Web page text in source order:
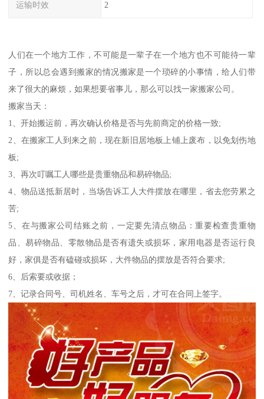
运输时效 2
人们在一个地方工作，不可能是一辈子在一个地方也不可能待一辈
子，所以总会遇到搬家的情况搬家是一个琐碎的小事情，给人们带
来了很大的麻烦，如果想要省事儿，那么可以找一家搬家公司。
搬家当天：
1、开始搬运前，再次确认价格是否与先前商定的价格一致;
2、在搬家工人到来之前，现在新旧居地板上铺上废布，以免划伤地
板;
3、再次叮嘱工人哪些是贵重物品和易碎物品;
4、物品送抵新居时，当场告诉工人大件摆放在哪里，省去您劳累之
苦;
5、在与搬家公司结账之前，一定要先清点物品：重要检查贵重物
品、易碎物品、零散物品是否有遗失或损坏，家用电器是否运行良
好，家俱是否有磕碰或损坏，大件物品的摆放是否符合要求;
6、后索要或收据；
7、记录合同号、司机姓名、车号之后，才可在合同上签字。